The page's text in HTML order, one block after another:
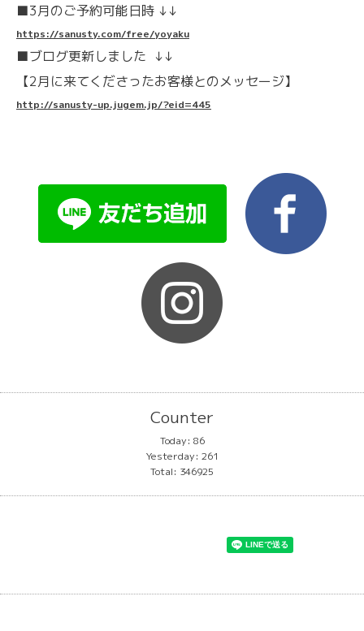
■3月のご予約可能日時 ↓↓
https://sanusty.com/free/yoyaku
■ブログ更新しました ↓↓
【2月に来てくださったお客様とのメッセージ】
http://sanusty-up.jugem.jp/?eid=445
Counter
Today: 86
Yesterday: 261
Total: 346925